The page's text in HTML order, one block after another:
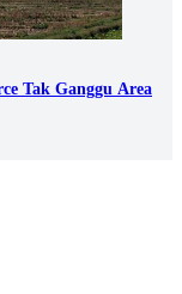
Tak Ganggu Area